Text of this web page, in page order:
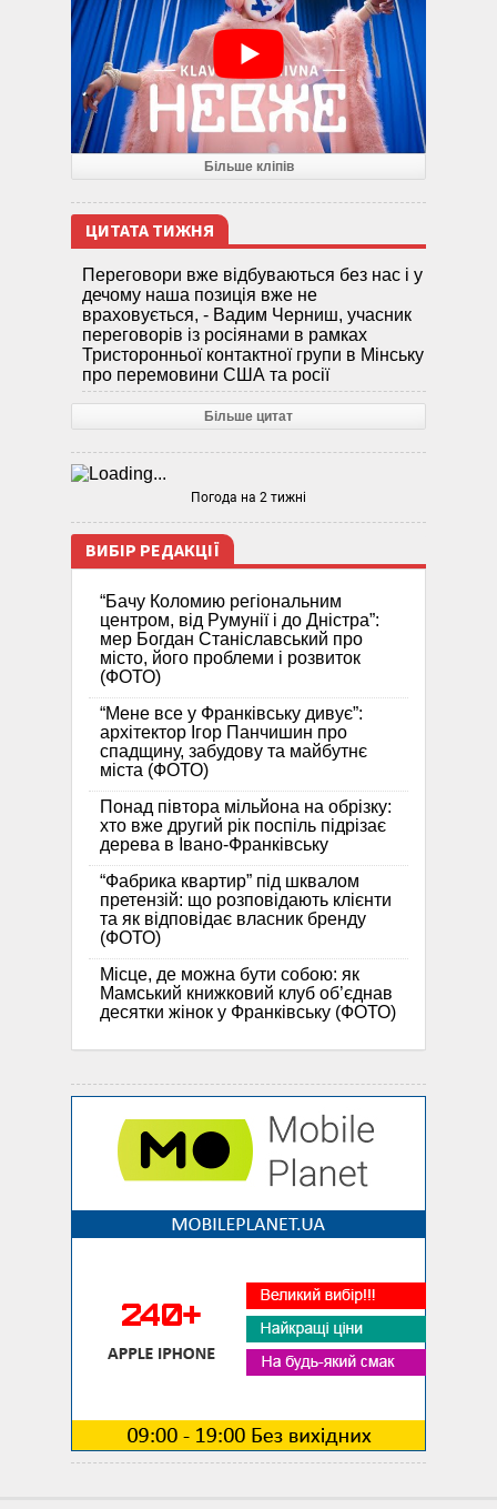
Більше кліпів
ЦИТАТА ТИЖНЯ
Переговори вже відбуваються без нас і у
дечому наша позиція вже не
враховується, - Вадим Черниш, учасник
переговорів із росіянами в рамках
Тристоронньої контактної групи в Мінську
про перемовини США та росії
Більше цитат
Погода на 2 тижні
ВИБІР РЕДАКЦІЇ
“Бачу Коломию регіональним
центром, від Румунії і до Дністра”:
мер Богдан Станіславський про
місто, його проблеми і розвиток
(ФОТО)
“Мене все у Франківську дивує”:
архітектор Ігор Панчишин про
спадщину, забудову та майбутнє
міста (ФОТО)
Понад півтора мільйона на обрізку:
хто вже другий рік поспіль підрізає
дерева в Івано-Франківську
“Фабрика квартир” під шквалом
претензій: що розповідають клієнти
та як відповідає власник бренду
(ФОТО)
Місце, де можна бути собою: як
Мамський книжковий клуб об’єднав
десятки жінок у Франківську (ФОТО)